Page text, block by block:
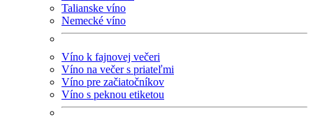
Talianske víno
Nemecké víno
Víno k fajnovej večeri
Víno na večer s priateľmi
Víno pre začiatočníkov
Víno s peknou etiketou